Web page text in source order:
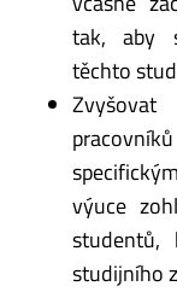
tak, aby
těchto
výuce
studentů,
studijního